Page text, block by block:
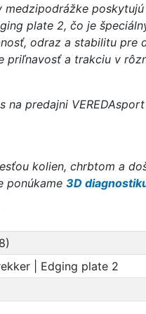
medzipodrážke
plate 2, čo je
odraz a stabilitu pre
priľnavosť a trakciu v
na predajni
kolien, chrbtom a
ponúkame3D
| Edging plate 2